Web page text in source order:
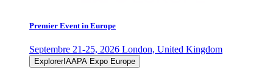
Premier Event in Europe
Septembre 21-25, 2026 London, United Kingdom
ExplorerIAAPA Expo Europe